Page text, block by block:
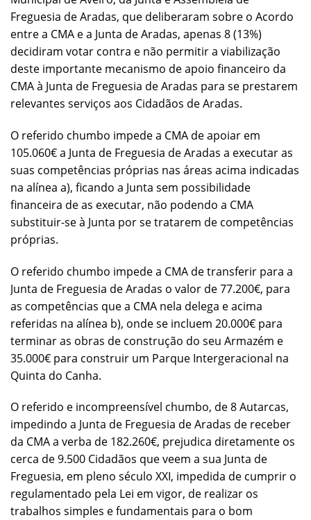
Freguesia de Aradas, que deliberaram sobre o Acordo
entre a CMA e a Junta de Aradas, apenas 8 (13%)
decidiram votar contra e não permitir a viabilização
deste importante mecanismo de apoio financeiro da
CMA à Junta de Freguesia de Aradas para se prestarem
relevantes serviços aos Cidadãos de Aradas.
O referido chumbo impede a CMA de apoiar em
105.060€ a Junta de Freguesia de Aradas a executar as
suas competências próprias nas áreas acima indicadas
na alínea a), ficando a Junta sem possibilidade
financeira de as executar, não podendo a CMA
substituir-se à Junta por se tratarem de competências
próprias.
O referido chumbo impede a CMA de transferir para a
Junta de Freguesia de Aradas o valor de 77.200€, para
as competências que a CMA nela delega e acima
referidas na alínea b), onde se incluem 20.000€ para
terminar as obras de construção do seu Armazém e
35.000€ para construir um Parque Intergeracional na
Quinta do Canha.
O referido e incompreensível chumbo, de 8 Autarcas,
impedindo a Junta de Freguesia de Aradas de receber
da CMA a verba de 182.260€, prejudica diretamente os
cerca de 9.500 Cidadãos que veem a sua Junta de
Freguesia, em pleno século XXI, impedida de cumprir o
regulamentado pela Lei em vigor, de realizar os
trabalhos simples e fundamentais para o bom